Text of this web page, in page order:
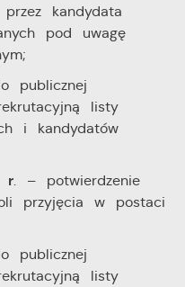
przez kandydata
pod uwagę
publicznej
listy
i kandydatów
r. – potwierdzenie
przyjęcia w postaci
publicznej
listy